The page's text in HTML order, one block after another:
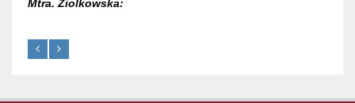
Mtra. Ziolkowska: